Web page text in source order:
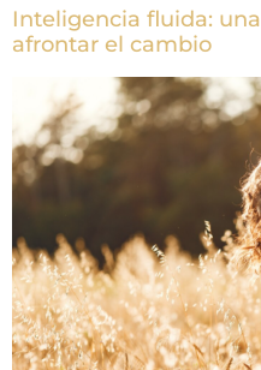
Inteligencia fluida:
afrontar el cambio